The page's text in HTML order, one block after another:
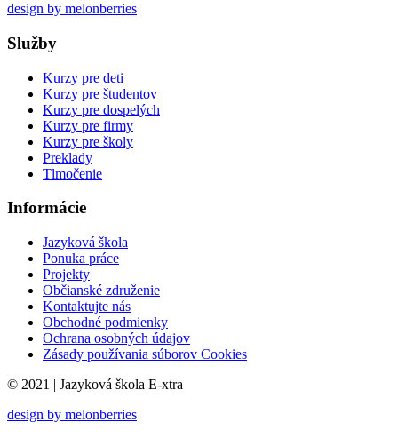
design by melonberries
Služby
Kurzy pre deti
Kurzy pre študentov
Kurzy pre dospelých
Kurzy pre firmy
Kurzy pre školy
Preklady
Tlmočenie
Informácie
Jazyková škola
Ponuka práce
Projekty
Občianské združenie
Kontaktujte nás
Obchodné podmienky
Ochrana osobných údajov
Zásady používania súborov Cookies
© 2021 | Jazyková škola E-xtra
design by melonberries